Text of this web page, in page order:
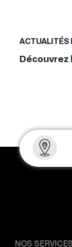
ACTUALITÉS
Découvrez
NOS